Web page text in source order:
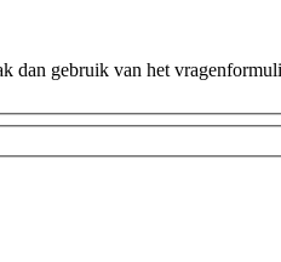
dan gebruik van het